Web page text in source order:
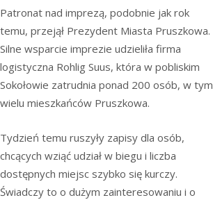
Patronat nad imprezą, podobnie jak rok
temu, przejął Prezydent Miasta Pruszkowa.
Silne wsparcie imprezie udzieliła firma
logistyczna Rohlig Suus, która w pobliskim
Sokołowie zatrudnia ponad 200 osób, w tym
wielu mieszkańców Pruszkowa.
Tydzień temu ruszyły zapisy dla osób,
chcących wziąć udział w biegu i liczba
dostępnych miejsc szybko się kurczy.
Świadczy to o dużym zainteresowaniu i o